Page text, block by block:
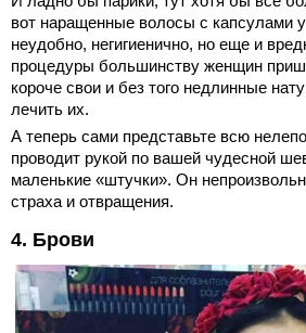
вот наращенные волосы с капсулами
неудобно, негигиенично, но еще и
процедуры большинству женщин
короче свои и без того недлинные
лечить их.
А теперь сами представьте всю
проводит рукой по вашей чудесной
маленькие «штучки». Он
страха и отвращения.
4. Брови